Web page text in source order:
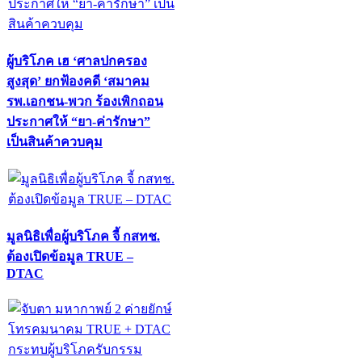
ผู้บริโภค เฮ ‘ศาลปกครอง
สูงสุด’ ยกฟ้องคดี ‘สมาคม
รพ.เอกชน-พวก ร้องเพิกถอน
ประกาศให้ “ยา-ค่ารักษา”
เป็นสินค้าควบคุม
มูลนิธิเพื่อผู้บริโภค จี้ กสทช.
ต้องเปิดข้อมูล TRUE –
DTAC